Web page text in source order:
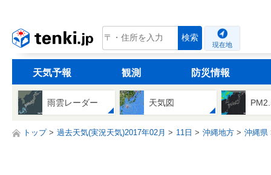
tenki.jp 検索
現在地
天気予報 観測 防災情報
雨雲レーダー 天気図
トップ 過去天気(実況天気)2017年02月 11日 沖縄地方 沖縄県